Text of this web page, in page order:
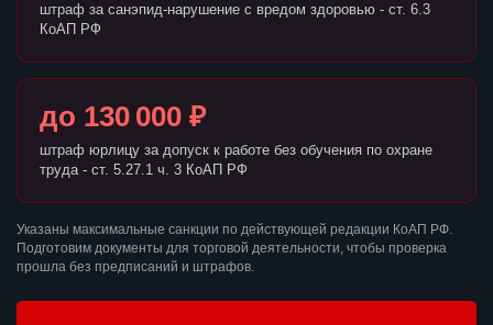
штраф за санэпид-нарушение с вредом здоровью - ст. 6.3
КоАП РФ
до 130 000 ₽
штраф юрлицу за допуск к работе без обучения по охране
труда - ст. 5.27.1 ч. 3 КоАП РФ
Указаны максимальные санкции по действующей редакции КоАП РФ.
Подготовим документы для торговой деятельности, чтобы проверка
прошла без предписаний и штрафов.